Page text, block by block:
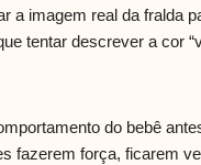
a imagem real da fralda
tentar descrever a cor
do bebê
fazerem força, ficarem